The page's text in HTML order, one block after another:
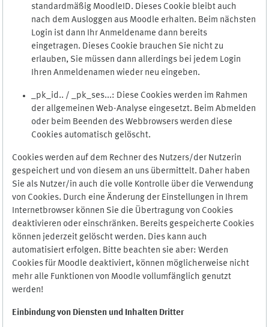
standardmäßig MoodleID. Dieses Cookie bleibt auch
nach dem Ausloggen aus Moodle erhalten. Beim nächsten
Login ist dann Ihr Anmeldename dann bereits
eingetragen. Dieses Cookie brauchen Sie nicht zu
erlauben, Sie müssen dann allerdings bei jedem Login
Ihren Anmeldenamen wieder neu eingeben.
_pk_id.. / _pk_ses...: Diese Cookies werden im Rahmen
der allgemeinen Web-Analyse eingesetzt. Beim Abmelden
oder beim Beenden des Webbrowsers werden diese
Cookies automatisch gelöscht.
Cookies werden auf dem Rechner des Nutzers/der Nutzerin
gespeichert und von diesem an uns übermittelt. Daher haben
Sie als Nutzer/in auch die volle Kontrolle über die Verwendung
von Cookies. Durch eine Änderung der Einstellungen in Ihrem
Internetbrowser können Sie die Übertragung von Cookies
deaktivieren oder einschränken. Bereits gespeicherte Cookies
können jederzeit gelöscht werden. Dies kann auch
automatisiert erfolgen. Bitte beachten sie aber: Werden
Cookies für Moodle deaktiviert, können möglicherweise nicht
mehr alle Funktionen von Moodle vollumfänglich genutzt
werden!
Einbindung von Diensten und Inhalten Dritter